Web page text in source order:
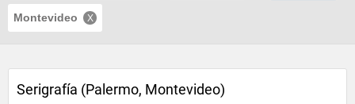
Montevideo
Serigrafía (Palermo, Montevideo)